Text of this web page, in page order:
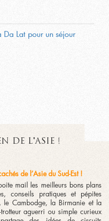
Lat pour un séjour
DE L'ASIE !
de l’Asie du Sud-Est !
mail les meilleurs bons plans
conseils pratiques et pépites
le Cambodge, la Birmanie et la
aguerri ou simple curieux